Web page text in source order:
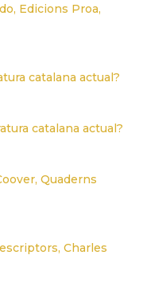
Edicions Proa,
catalana actual?
catalana actual?
Quaderns
Charles